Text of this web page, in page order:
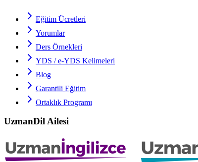
Eğitim Ücretleri
Yorumlar
Ders Örnekleri
YDS / e-YDS Kelimeleri
Blog
Garantili Eğitim
Ortaklık Programı
UzmanDil Ailesi